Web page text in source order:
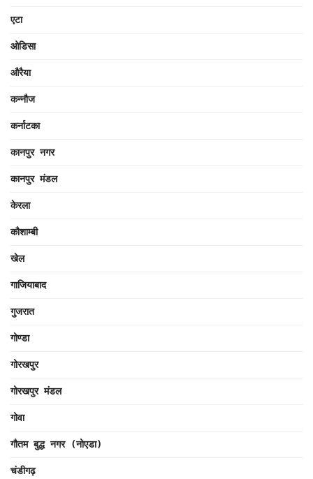
एटा
ओडिसा
औरैया
कन्नौज
कर्नाटका
कानपुर नगर
कानपुर मंडल
केरला
कौशाम्बी
खेल
गाजियाबाद
गुजरात
गोण्डा
गोरखपुर
गोरखपुर मंडल
गोवा
गौतम बुद्ध नगर (नोएडा)
चंडीगढ़